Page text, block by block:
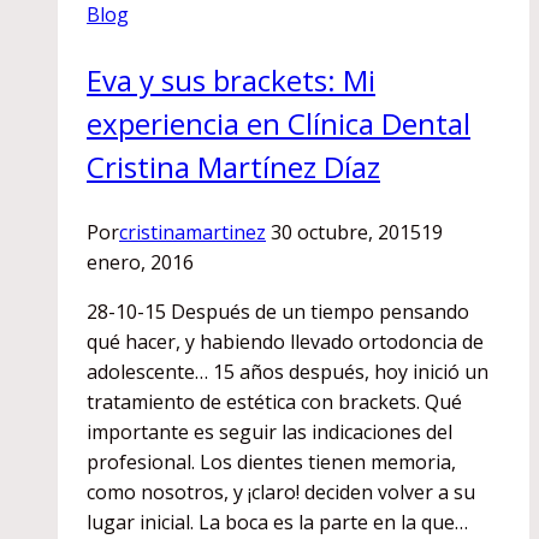
Blog
Eva y sus brackets: Mi
experiencia en Clínica Dental
Cristina Martínez Díaz
Porcristinamartinez 30 octubre, 201519
enero, 2016
28-10-15 Después de un tiempo pensando
qué hacer, y habiendo llevado ortodoncia de
adolescente… 15 años después, hoy inició un
tratamiento de estética con brackets. Qué
importante es seguir las indicaciones del
profesional. Los dientes tienen memoria,
como nosotros, y ¡claro! deciden volver a su
lugar inicial. La boca es la parte en la que…